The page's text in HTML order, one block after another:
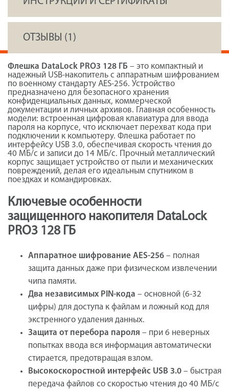
ОТЗЫВЫ (1)
Флешка DataLock PRO3 128 ГБ – это компактный и
надежный USB-накопитель с аппаратным шифрованием
по военному стандарту AES-256. Устройство
предназначено для безопасного хранения
конфиденциальных данных, коммерческой
документации и личных архивов. Главная особенность
модели: встроенная цифровая клавиатура для ввода
пароля на корпусе, что исключает перехват кода при
подключении к компьютеру. Флешка работает по
интерфейсу USB 3.0, обеспечивая скорость чтения до
40 МБ/с и записи до 14 МБ/с. Прочный металлический
корпус защищает устройство от пыли и механических
повреждений, делая его идеальным спутником в
поездках и командировках.
Ключевые особенности
защищенного накопителя DataLock
PRO3 128 ГБ
Аппаратное шифрование AES-256 – полная
защита данных даже при физическом извлечении
чипа памяти.
Два независимых PIN-кода – основной (6-32
цифры) для доступа к файлам и ложный код для
экстренного удаления данных.
Защита от перебора пароля – при 6 неверных
попытках ввода вся информация автоматически
стирается, предотвращая взлом.
Высокоскоростной интерфейс USB 3.0 – быстрая
передача файлов со скоростью чтения до 40 МБ/с